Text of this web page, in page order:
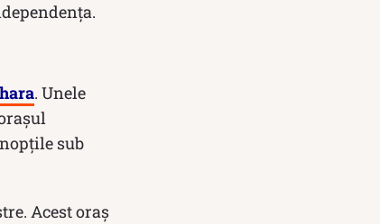
. Unele
sub
Acest oraș